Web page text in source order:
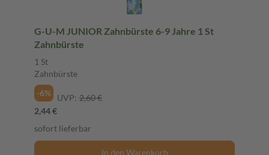
G-U-M JUNIOR Zahnbürste 6-9 Jahre 1 St
Zahnbürste
1 St
Zahnbürste
-6%
UVP: 2,60 €
2,44 €
sofort lieferbar
In den Warenkorb